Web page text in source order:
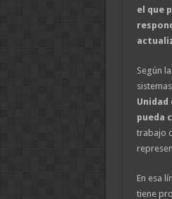
el que
Según
pueda
trabajo
En esa
tiene